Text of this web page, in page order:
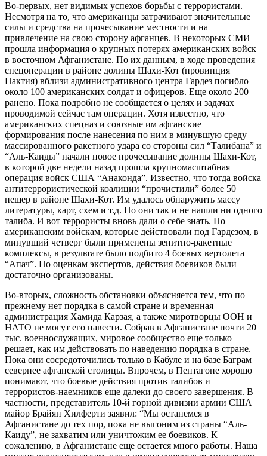
Во-первых, нет видимых успехов борьбы с террористами.
Несмотря на то, что американцы затрачивают значительные
силы и средства на прочесывание местности и на
привлечение на свою сторону афганцев. В некоторых СМИ
прошла информация о крупных потерях американских войск
в восточном Афганистане. По их данным, в ходе проведения
спецоперации в районе долины Шахи-Кот (провинция
Пактия) вблизи административного центра Гардез погибло
около 100 американских солдат и офицеров. Еще около 200
ранено. Пока подробно не сообщается о целях и задачах
проводимой сейчас там операции. Хотя известно, что
американских спецназ и союзные им афганские
формирования после нанесения по ним в минувшую среду
массированного ракетного удара со стороны сил “Талибана” и
“Аль-Каиды” начали новое прочесывание долины Шахи-Кот,
в которой две недели назад прошла крупномасштабная
операция войск США “Анаконда”. Известно, что тогда войска
антитеррористической коалиции “прочистили” более 50
пещер в районе Шахи-Кот. Им удалось обнаружить массу
литературы, карт, схем и т.д. Но они так и не нашли ни одного
талиба. И вот террористы вновь дали о себе знать. По
американским войскам, которые действовали под Гардезом, в
минувший четверг были применены зенитно-ракетные
комплексы, в результате было подбито 4 боевых вертолета
“Апач”. По оценкам экспертов, действия боевиков были
достаточно организованы.
Во-вторых, сложность обстановки объясняется тем, что по
прежнему нет порядка в самой стране и временная
администрация Хамида Карзая, а также миротворцы ООН и
НАТО не могут его навести. Собрав в Афганистане почти 20
тыс. военнослужащих, мировое сообщество еще только
решает, как им действовать по наведению порядка в стране.
Пока они сосредоточились только в Кабуле и на базе Баграм
севернее афганской столицы. Впрочем, в Пентагоне хорошо
понимают, что боевые действия против талибов и
террористов-наемников еще далеки до своего завершения. В
частности, представитель 10-й горной дивизии армии США
майор Брайян Хилферти заявил: “Мы останемся в
Афганистане до тех пор, пока не выгоним из страны “Аль-
Каиду”, не захватим или уничтожим ее боевиков. К
сожалению, в Афганистане еще остается много работы. Наша